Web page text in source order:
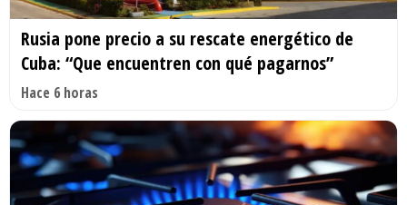
Rusia pone precio a su rescate energético de
Cuba: “Que encuentren con qué pagarnos”
Hace 6 horas